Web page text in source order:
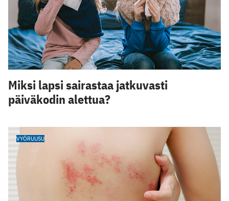
Miksi lapsi sairastaa jatkuvasti
päiväkodin alettua?
VYÖRUUSU